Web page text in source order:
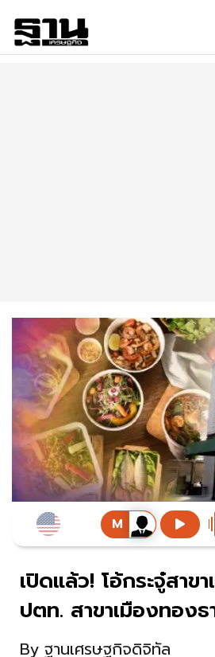
เปิดแล้ว! โอ้กระจู๋สาข
ปตท. สาขาเมืองทองธ
By ฐานเศรษฐกิจดิจิทัล